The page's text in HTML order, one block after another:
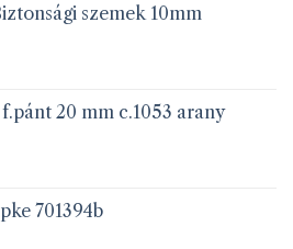
szemek 10mm
20 mm c.1053 arany
701394b